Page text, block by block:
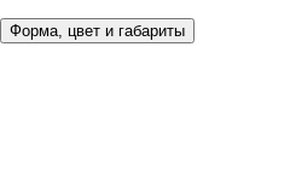
Форма, цвет и габариты